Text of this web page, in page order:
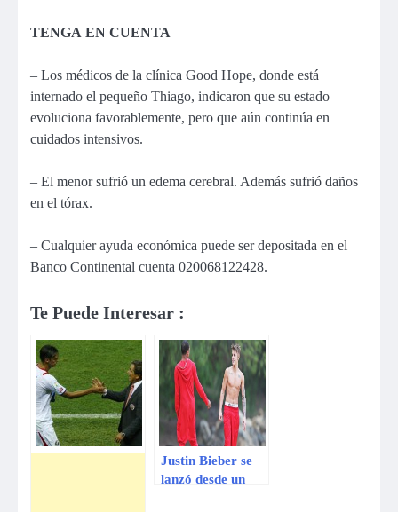
TENGA EN CUENTA
– Los médicos de la clínica Good Hope, donde está
internado el pequeño Thiago, indicaron que su estado
evoluciona favorablemente, pero que aún continúa en
cuidados intensivos.
– El menor sufrió un edema cerebral. Además sufrió daños
en el tórax.
– Cualquier ayuda económica puede ser depositada en el
Banco Continental cuenta 020068122428.
Te Puede Interesar :
Justin Bieber se
lanzó desde un